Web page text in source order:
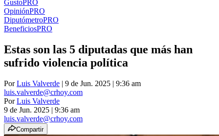
GustoPRO
OpiniónPRO
DiputómetroPRO
BeneficiosPRO
Estas son las 5 diputadas que más han
sufrido violencia política
PorLuis Valverde | 9 de Jun. 2025 | 9:36 am
luis.valverde@crhoy.com
PorLuis Valverde
9 de Jun. 2025 | 9:36 am
luis.valverde@crhoy.com
Compartir